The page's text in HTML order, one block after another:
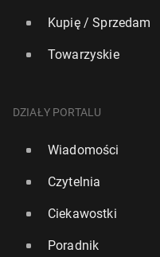
Kupię / Sprzedam
Towarzyskie
DZIAŁY PORTALU
Wiadomości
Czytelnia
Ciekawostki
Poradnik